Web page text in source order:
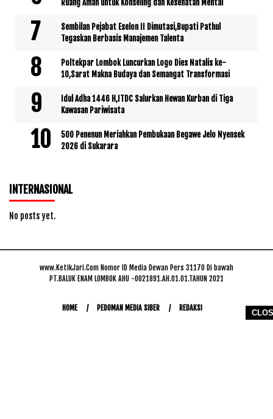
Ruang Aman untuk Konseling dan Kesehatan Mental
Sembilan Pejabat Eselon II Dimutasi,Bupati Pathul
Tegaskan Berbasis Manajemen Talenta
Poltekpar Lombok Luncurkan Logo Dies Natalis ke-
10,Sarat Makna Budaya dan Semangat Transformasi
Idul Adha 1446 H,ITDC Salurkan Hewan Kurban di Tiga
Kawasan Pariwisata
500 Penenun Meriahkan Pembukaan Begawe Jelo Nyensek
2026 di Sukarara
INTERNASIONAL
No posts yet.
www.KetikJari.Com Nomor ID Media Dewan Pers 31170 Di bawah
PT.BALUK ENAM LOMBOK AHU -0021891.AH.01.01.TAHUN 2021
HOME PEDOMAN MEDIA SIBER REDAKSI